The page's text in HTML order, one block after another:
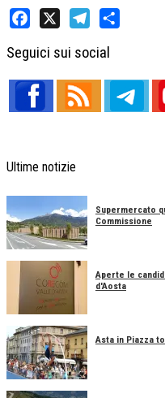
Seguici sui social
Ultime notizie
Supermercato
Commissione
Aperte le
d'Aosta
Asta in Piazza